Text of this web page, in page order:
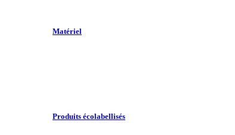
Matériel
Produits écolabellisés